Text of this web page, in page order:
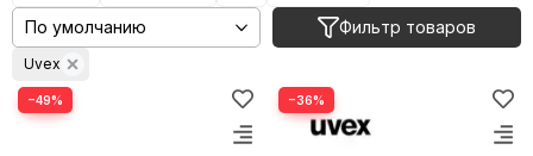
Фильтр товаров
Uvex
−49% −36%